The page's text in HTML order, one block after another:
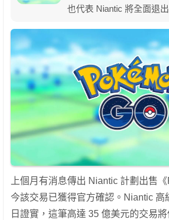
也代表 Niantic 將全面退
上個月有消息傳出 Niantic 計劃出售
今該交易已獲得官方確認。Niantic 高
日證實，這筆高達 35 億美元的交易